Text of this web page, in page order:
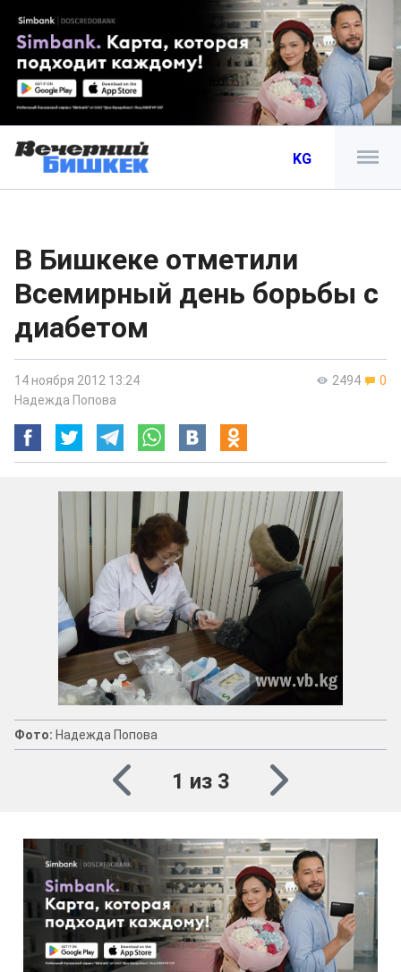
KG
В Бишкеке отметили
Всемирный день борьбы с
диабетом
2494 0
14 ноября 2012 13:24
Надежда Попова
Фото: Надежда Попова
1 из 3